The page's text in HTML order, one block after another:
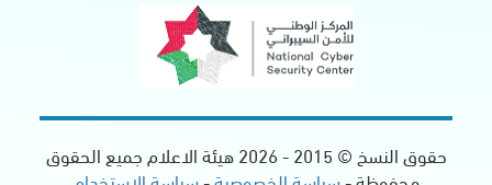
حقوق النسخ © 2015 - 2026 هيئة الاعلام جميع الحقوق